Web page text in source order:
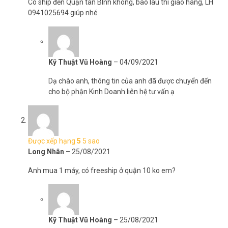
khách hàng vui lòng liên hệ HOTLINE 1900 9259 để được hỗ trợ tốt
Có ship đến Quận tân BÌnh không, bao lâu thì giao hàng, LH
0941025694 giúp nhé
Kỹ Thuật Vũ Hoàng – 04/09/2021
Dạ chào anh, thông tin của anh đã được chuyển đến
cho bộ phận Kinh Doanh liên hệ tư vấn ạ
Được xếp hạng 5 5 sao
Long Nhân – 25/08/2021
Anh mua 1 máy, có freeship ở quận 10 ko em?
Kỹ Thuật Vũ Hoàng – 25/08/2021